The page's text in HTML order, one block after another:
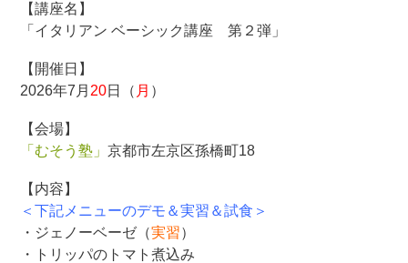
【講座名】
「イタリアン ベーシック講座 第２弾」
【開催日】
2026年7月 20日（ 月 ）
【会場】
「むそう塾」京都市左京区孫橋町18
【内容】
＜下記メニューのデモ＆実習＆試食＞
・ジェノーベーゼ（実習）
・トリッパのトマト煮込み